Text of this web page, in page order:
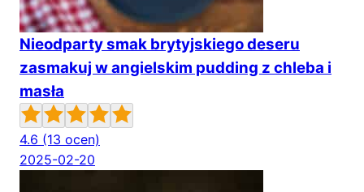
Nieodparty smak brytyjskiego deseru
zasmakuj w angielskim pudding z chleba i
masła
4.6 (13 ocen)
2025-02-20